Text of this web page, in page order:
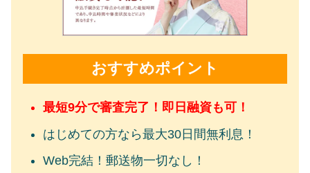
おすすめポイント
最短9分で審査完了！即日融資も可！
はじめての方なら最大30日間無利息！
Web完結！郵送物一切なし！